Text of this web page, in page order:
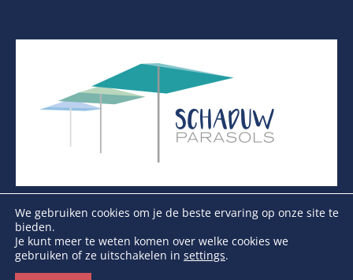
Copyright Schaduwparasols © 2026. Alle Rechten
We gebruiken cookies om je de beste ervaring op onze site te
bieden.
Je kunt meer te weten komen over welke cookies we
gebruiken of ze uitschakelen in settings.